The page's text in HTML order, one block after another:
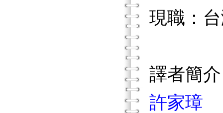
現職：
譯者簡介
許家璋